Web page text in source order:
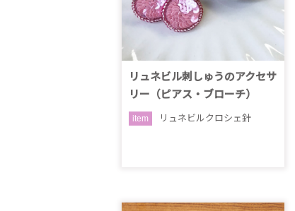
リュネビル刺しゅうのアクセサ
リー（ピアス・ブローチ）
item リュネビルクロシェ針